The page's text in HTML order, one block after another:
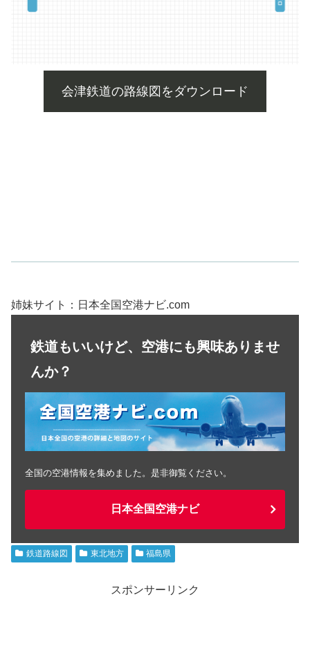
会津鉄道の路線図をダウンロード
姉妹サイト：日本全国空港ナビ.com
鉄道もいいけど、空港にも興味ありませ
んか？
全国の空港情報を集めました。是非御覧ください。
日本全国空港ナビ
鉄道路線図 東北地方 福島県
スポンサーリンク